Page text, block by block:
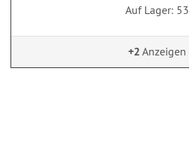
Auf Lager: 53
+2 Anzeigen